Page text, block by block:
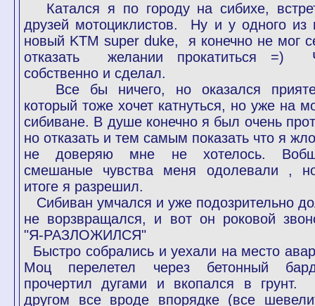
Катался я по городу на сибихе,
друзей мотоциклистов. Ну и у одного из
новый KTM super duke, я конечно не мог
отказать желании прокатиться =)
собственно и сделал.
Все бы ничего, но оказался
который тоже хочет катнуться, но уже на
сибиване. В душе конечно я был очень
но отказать и тем самым показать что я
не доверяю мне не хотелось.
смешаные чувства меня одолевали ,
итоге я разрешил.
Сибиван умчался и уже подозрительно
не ворзвращался, и вот он роковой
"Я-РАЗЛОЖИЛСЯ"
Быстро собрались и уехали на место
Моц перелетел через бетонный
прочертил дугами и вкопался в
другом все вроде впорядке (все